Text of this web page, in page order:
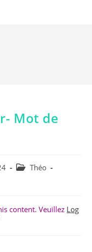
Mot de
Post Théo
content. Veuillez Log